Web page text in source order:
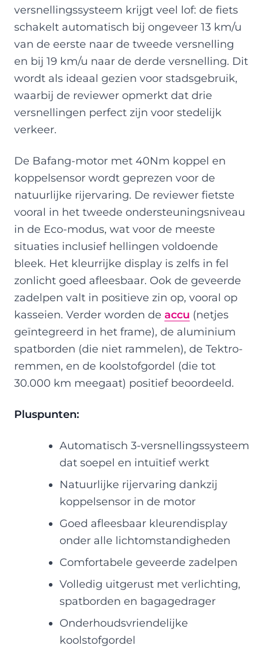
versnellingssysteem krijgt veel lof: de fiets
schakelt automatisch bij ongeveer 13 km/u
van de eerste naar de tweede versnelling
en bij 19 km/u naar de derde versnelling. Dit
wordt als ideaal gezien voor stadsgebruik,
waarbij de reviewer opmerkt dat drie
versnellingen perfect zijn voor stedelijk
verkeer.
De Bafang-motor met 40Nm koppel en
koppelsensor wordt geprezen voor de
natuurlijke rijervaring. De reviewer fietste
vooral in het tweede ondersteuningsniveau
in de Eco-modus, wat voor de meeste
situaties inclusief hellingen voldoende
bleek. Het kleurrijke display is zelfs in fel
zonlicht goed afleesbaar. Ook de geveerde
zadelpen valt in positieve zin op, vooral op
kasseien. Verder worden de accu (netjes
geïntegreerd in het frame), de aluminium
spatborden (die niet rammelen), de Tektro-
remmen, en de koolstofgordel (die tot
30.000 km meegaat) positief beoordeeld.
Pluspunten:
Automatisch 3-versnellingssysteem
dat soepel en intuïtief werkt
Natuurlijke rijervaring dankzij
koppelsensor in de motor
Goed afleesbaar kleurendisplay
onder alle lichtomstandigheden
Comfortabele geveerde zadelpen
Volledig uitgerust met verlichting,
spatborden en bagagedrager
Onderhoudsvriendelijke
koolstofgordel